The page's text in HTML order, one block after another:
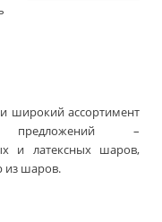
широкий ассортимент
предложений –
и латексных шаров,
из шаров.